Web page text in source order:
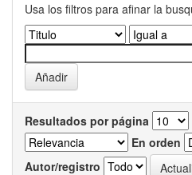
Usa los filtros para afinar la
Resultados por página
En orden
Autor/registro